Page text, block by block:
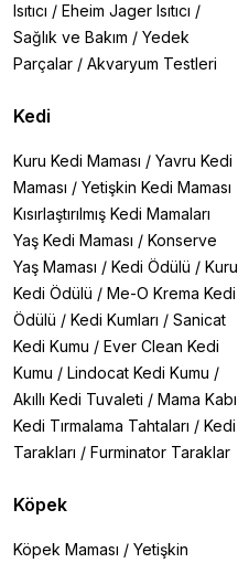
Isıtıcı / Eheim Jager Isıtıcı /
Sağlık ve Bakım / Yedek
Parçalar / Akvaryum Testleri
Kedi
Kuru Kedi Maması / Yavru Kedi
Maması / Yetişkin Kedi Maması
Kısırlaştırılmış Kedi Mamaları
Yaş Kedi Maması / Konserve
Yaş Maması / Kedi Ödülü / Kuru
Kedi Ödülü / Me-O Krema Kedi
Ödülü / Kedi Kumları / Sanicat
Kedi Kumu / Ever Clean Kedi
Kumu / Lindocat Kedi Kumu /
Akıllı Kedi Tuvaleti / Mama Kabı
Kedi Tırmalama Tahtaları / Kedi
Tarakları / Furminator Taraklar
Köpek
Köpek Maması / Yetişkin